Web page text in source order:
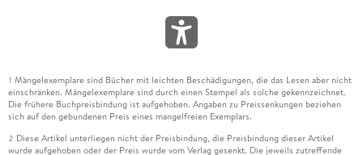
1 Mängelexemplare sind Bücher mit leichten Beschädigungen, die das Lesen aber nicht
einschränken. Mängelexemplare sind durch einen Stempel als solche gekennzeichnet.
Die frühere Buchpreisbindung ist aufgehoben. Angaben zu Preissenkungen beziehen
sich auf den gebundenen Preis eines mangelfreien Exemplars.
2 Diese Artikel unterliegen nicht der Preisbindung, die Preisbindung dieser Artikel
wurde aufgehoben oder der Preis wurde vom Verlag gesenkt. Die jeweils zutreffende